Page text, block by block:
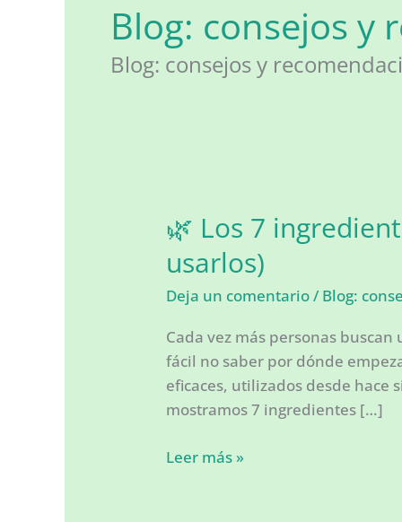
Blog: consejos y
Blog: consejos y
🌿 Los 7
usarlos)
Deja un comentario/ Blog:
Cada vez más personas
fácil no saber por dónde
eficaces, utilizados desde hace
mostramos 7 ingredientes […]
🌿
Leer más »